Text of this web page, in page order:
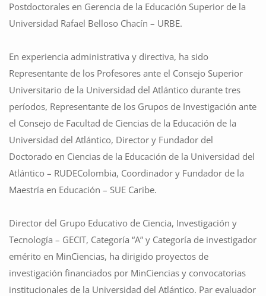
Postdoctorales en Gerencia de la Educación Superior de la
Universidad Rafael Belloso Chacín – URBE.
En experiencia administrativa y directiva, ha sido
Representante de los Profesores ante el Consejo Superior
Universitario de la Universidad del Atlántico durante tres
períodos, Representante de los Grupos de Investigación ante
el Consejo de Facultad de Ciencias de la Educación de la
Universidad del Atlántico, Director y Fundador del
Doctorado en Ciencias de la Educación de la Universidad del
Atlántico – RUDEColombia, Coordinador y Fundador de la
Maestría en Educación – SUE Caribe.
Director del Grupo Educativo de Ciencia, Investigación y
Tecnología – GECIT, Categoría “A” y Categoría de investigador
emérito en MinCiencias, ha dirigido proyectos de
investigación financiados por MinCiencias y convocatorias
institucionales de la Universidad del Atlántico. Par evaluador